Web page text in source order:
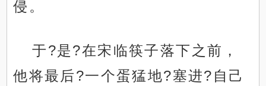
侵。
于?是?在宋临筷子落下之前，
他将最后?一个蛋猛地?塞进?自己